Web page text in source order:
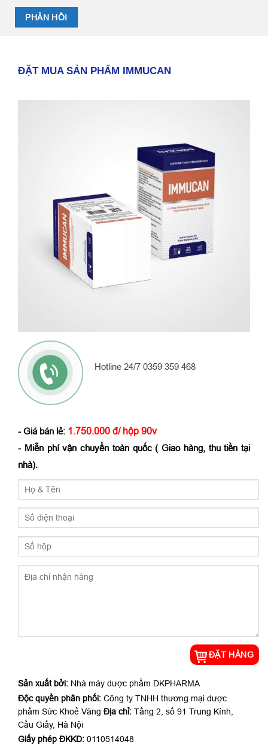
ĐẶT MUA SẢN PHẨM IMMUCAN
Hotline 24/7 0359 359 468
- Giá bán lẻ: 1.750.000 đ/ hộp 90v
- Miễn phí vận chuyển toàn quốc ( Giao hàng, thu tiền tại
nhà).
Sản xuất bởi: Nhà máy dược phẩm DKPHARMA
Độc quyền phân phối: Công ty TNHH thương mại dược
phẩm Sức Khoẻ Vàng Địa chỉ: Tầng 2, số 91 Trung Kính,
Cầu Giấy, Hà Nội
Giấy phép ĐKKD: 0110514048